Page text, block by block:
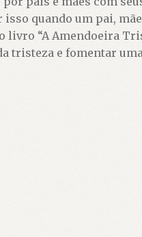
quando um pai,
“A Amendoeira
tristeza e fomentar